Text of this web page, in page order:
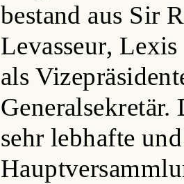
bestand aus Sir
Levasseur,
als
sehr lebhafte